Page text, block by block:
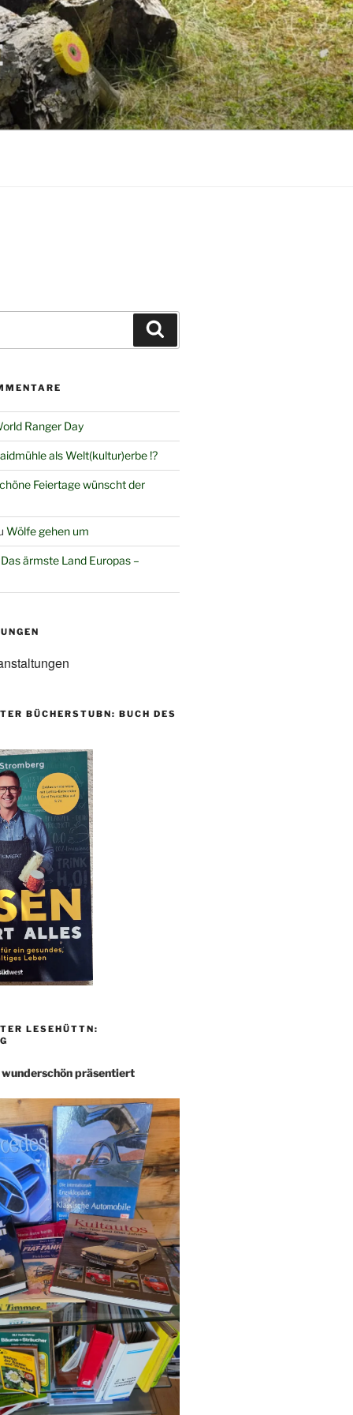
Ranger Day
als Welt(kultur)erbe !?
Feiertage wünscht der
Wölfe gehen um
Das ärmste Land Europas –
BÜCHERSTUBN: BUCH DES
LESEHÜTTN:
präsentiert